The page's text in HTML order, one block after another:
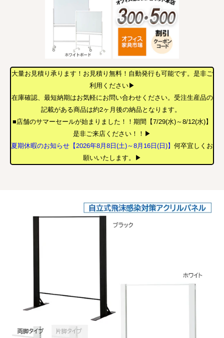
大量お見積り承ります！お見積り無料！自動発行も可能です。是非ご
利用ください▶
在庫確認、最短納期はお気軽にお問い合わせください。受注生産品の
記載がある商品は約2ヶ月後の納品となります。
■店舗のサマーセールが始まりました！！期間【7/29(水)～8/12(水)】
是非ご来店ください！！▶
夏期休暇のお知らせ【2026年8月8日(土)～8月16日(日)】 何卒宜しくお
願いいたします。▶